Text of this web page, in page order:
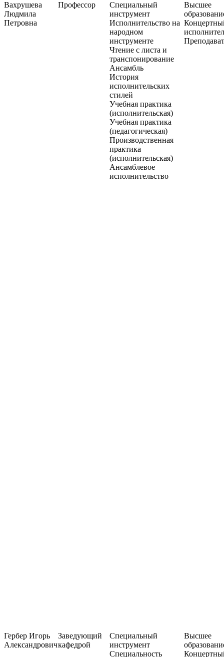
Вахрушева
Людмила
Петровна
Профессор
Специальный
инструмент
Исполнительство на
народном
инструменте
Чтение с листа и
транспонирование
Ансамбль
История
исполнительских
стилей
Учебная практика
(исполнительская)
Учебная практика
(педагогическая)
Производственная
практика
(исполнительская)
Ансамблевое
исполнительство
Высшее
Гербер Игорь
Александрович
Заведующий
кафедрой
Специальный
инструмент
Специальность
Высшее